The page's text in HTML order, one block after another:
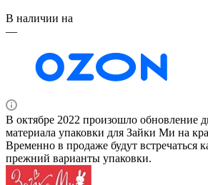
В наличии на
—
В октябре 2022 произошло обновление
материала упаковки для Зайки Ми на
Временно в продаже будут встречаться
прежний варианты упаковки.